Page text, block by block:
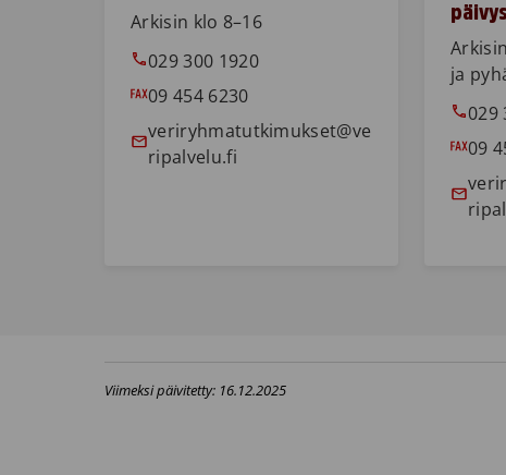
Arkisin klo 8–16
029 300 1920
09 454 6230
veriryhmatutkimukset@ve
ripalvelu.fi
ja
029
09
Viimeksi päivitetty: 16.12.2025